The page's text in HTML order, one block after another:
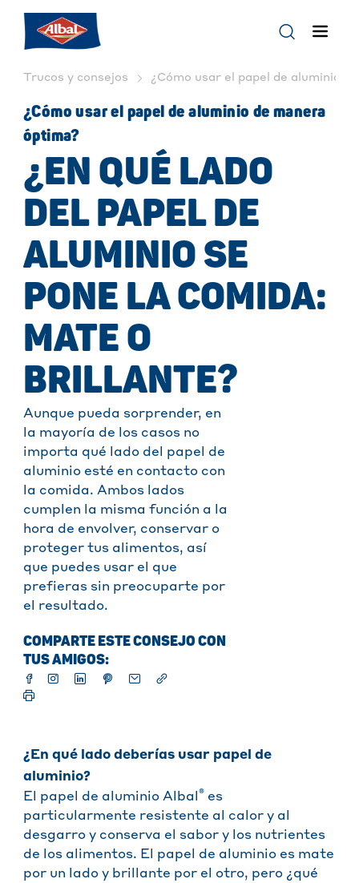
Trucos y consejos ¿Cómo usar el papel de aluminio? |
¿Cómo usar el papel de aluminio de manera
óptima?
¿EN QUÉ LADO
DEL PAPEL DE
ALUMINIO SE
PONE LA COMIDA:
MATE O
BRILLANTE?
Aunque pueda sorprender, en
la mayoría de los casos no
importa qué lado del papel de
aluminio esté en contacto con
la comida. Ambos lados
cumplen la misma función a la
hora de envolver, conservar o
proteger tus alimentos, así
que puedes usar el que
prefieras sin preocuparte por
el resultado.
COMPARTE ESTE CONSEJO CON
TUS AMIGOS:
¿En qué lado deberías usar papel de
aluminio?
El papel de aluminio Albal® es
particularmente resistente al calor y al
desgarro y conserva el sabor y los nutrientes
de los alimentos. El papel de aluminio es mate
por un lado y brillante por el otro, pero ¿qué